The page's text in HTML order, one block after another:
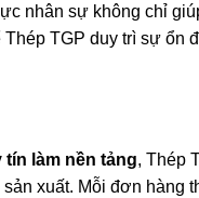
nhân sự không chỉ
TGP duy trì sự ổn
tín làm nền tảng, Thép
xuất. Mỗi đơn hàng